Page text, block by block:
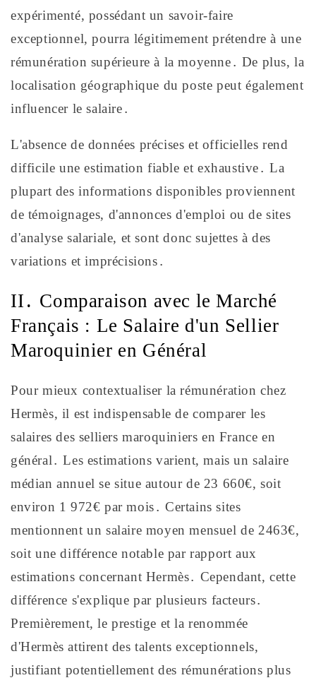
expérimenté, possédant un savoir-faire
exceptionnel, pourra légitimement prétendre à une
rémunération supérieure à la moyenne․ De plus, la
localisation géographique du poste peut également
influencer le salaire․
L'absence de données précises et officielles rend
difficile une estimation fiable et exhaustive․ La
plupart des informations disponibles proviennent
de témoignages, d'annonces d'emploi ou de sites
d'analyse salariale, et sont donc sujettes à des
variations et imprécisions․
II․ Comparaison avec le Marché
Français : Le Salaire d'un Sellier
Maroquinier en Général
Pour mieux contextualiser la rémunération chez
Hermès, il est indispensable de comparer les
salaires des selliers maroquiniers en France en
général․ Les estimations varient, mais un salaire
médian annuel se situe autour de 23 660€, soit
environ 1 972€ par mois․ Certains sites
mentionnent un salaire moyen mensuel de 2463€,
soit une différence notable par rapport aux
estimations concernant Hermès․ Cependant, cette
différence s'explique par plusieurs facteurs․
Premièrement, le prestige et la renommée
d'Hermès attirent des talents exceptionnels,
justifiant potentiellement des rémunérations plus